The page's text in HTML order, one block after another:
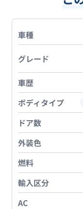
車種
グレード
車歴
ボディタイプ
ドア数
外装色
燃料
輸入区分
AC